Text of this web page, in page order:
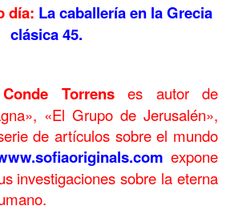
día: La caballería en la Grecia
clásica 45.
Torrens
es autor de
«El Grupo de Jerusalén»,
de artículos sobre el mundo
expone
investigaciones sobre la eterna